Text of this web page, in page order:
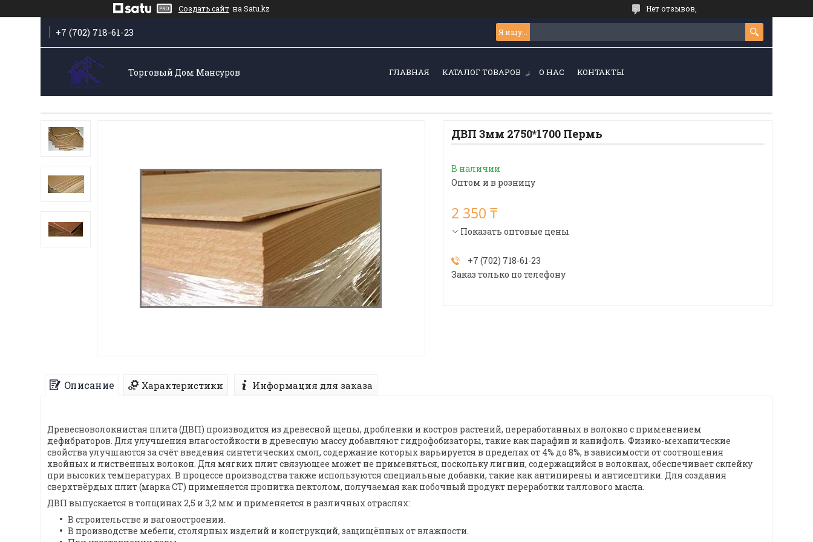
Создать сайт на Satu.kz Нет отзывов,
+7 (702) 718-61-23
Торговый Дом Мансуров ГЛАВНАЯ КАТАЛОГ ТОВАРОВ О НАС КОНТАКТЫ
ДВП 3мм 2750*1700 Пермь
В наличии
Оптом и в розницу
2 350 ₸
Показать оптовые цены
+7 (702) 718-61-23
Заказ только по телефону
Описание Характеристики Информация для заказа
Древесноволокнистая плита (ДВП) производится из древесной щепы, дробленки и костров растений, переработанных в волокно с применением
дефибраторов. Для улучшения влагостойкости в древесную массу добавляют гидрофобизаторы, такие как парафин и канифоль. Физико-механические
свойства улучшаются за счёт введения синтетических смол, содержание которых варьируется в пределах от 4% до 8%, в зависимости от соотношения
хвойных и лиственных волокон. Для мягких плит связующее может не применяться, поскольку лигнин, содержащийся в волокнах, обеспечивает склейку
при высоких температурах. В процессе производства также используются специальные добавки, такие как антипирены и антисептики. Для создания
сверхтвёрдых плит (марка СТ) применяется пропитка пектолом, получаемая как побочный продукт переработки таллового масла.
ДВП выпускается в толщинах 2,5 и 3,2 мм и применяется в различных отраслях:
В строительстве и вагоностроении.
В производстве мебели, столярных изделий и конструкций, защищённых от влажности.